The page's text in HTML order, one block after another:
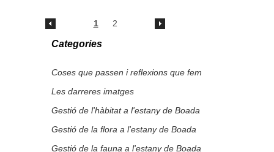
1 2
Categories
Coses que passen i reflexions que fem
Les darreres imatges
Gestió de l'hàbitat a l'estany de Boada
Gestió de la flora a l'estany de Boada
Gestió de la fauna a l'estany de Boada